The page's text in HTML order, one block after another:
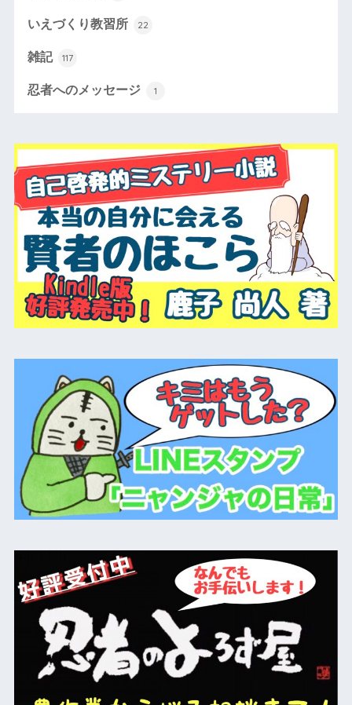
いえづくり教習所 22
雑記 117
忍者へのメッセージ 1